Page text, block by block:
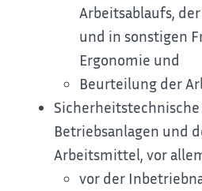
Arbeitsablaufs,
und in sonstigen
Ergonomie und
Beurteilung der
Betriebsanlagen und
Arbeitsmittel , vor
vor der